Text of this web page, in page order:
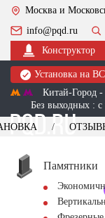
Москва и
info@pqd.ru
Конструктор
Установка на
Китай-Город
Без выходных : с
+7 (495)
Обратный звонок
Памятники